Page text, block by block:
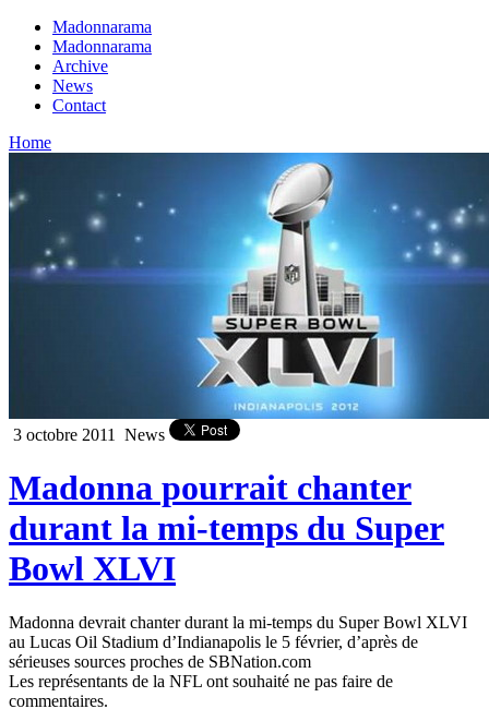
Madonnarama
Madonnarama
Archive
News
Contact
Home
3 octobre 2011 News
Madonna pourrait chanter
durant la mi-temps du Super
Bowl XLVI
Madonna devrait chanter durant la mi-temps du Super Bowl XLVI
au Lucas Oil Stadium d’Indianapolis le 5 février, d’après de
sérieuses sources proches de SBNation.com
Les représentants de la NFL ont souhaité ne pas faire de
commentaires.